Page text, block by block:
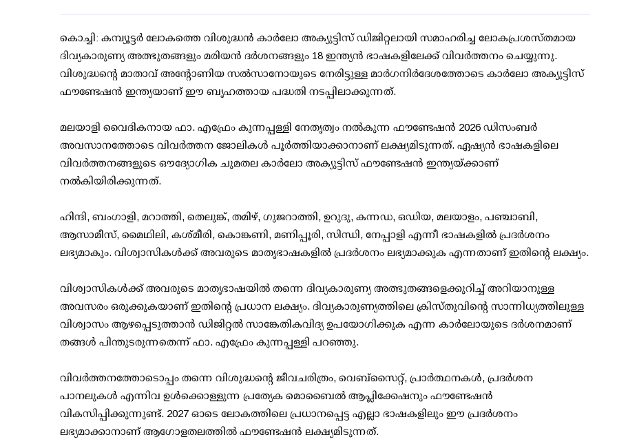
കൊച്ചി: കമ്പ്യൂട്ടർ ലോകത്തെ വിശുദ്ധൻ കാർലോ അക്യുട്ടിസ് ഡിജിറ്റലായി സമാഹരിച്ച ലോകപ്രശസ്തമായ
ദിവ്യകാരുണ്യ അത്ഭുതങ്ങളും മരിയൻ ദർശനങ്ങളും 18 ഇന്ത്യൻ ഭാഷകളിലേക്ക് വിവർത്തനം ചെയ്യുന്നു.
വിശുദ്ധന്റെ മാതാവ് അന്റോണിയ സൽസാനോയുടെ നേരിട്ടുള്ള മാർഗനിർദേശത്തോടെ കാർലോ അക്യുട്ടിസ്
ഫൗണ്ടേഷൻ ഇന്ത്യയാണ് ഈ ബൃഹത്തായ പദ്ധതി നടപ്പിലാക്കുന്നത്.
മലയാളി വൈദികനായ ഫാ. എഫ്രേം കുന്നപ്പള്ളി നേതൃത്വം നൽകുന്ന ഫൗണ്ടേഷൻ 2026 ഡിസംബർ
അവസാനത്തോടെ വിവർത്തന ജോലികൾ പൂർത്തിയാക്കാനാണ് ലക്ഷ്യമിടുന്നത്. ഏഷ്യൻ ഭാഷകളിലെ
വിവർത്തനങ്ങളുടെ ഔദ്യോഗിക ചുമതല കാർലോ അക്യുട്ടിസ് ഫൗണ്ടേഷൻ ഇന്ത്യയ്ക്കാണ്
നൽകിയിരിക്കുന്നത്.
ഹിന്ദി, ബംഗാളി, മറാത്തി, തെലുങ്ക്, തമിഴ്, ഗുജറാത്തി, ഉറുദു, കന്നഡ, ഒഡിയ, മലയാളം, പഞ്ചാബി,
ആസാമീസ്, മൈഥിലി, കശ്മീരി, കൊങ്കണി, മണിപ്പൂരി, സിന്ധി, നേപ്പാളി എന്നീ ഭാഷകളില്‍ പ്രദര്‍ശനം
ലഭ്യമാകും. വിശ്വാസികള്‍ക്ക് അവരുടെ മാതൃഭാഷകളില്‍ പ്രദര്‍ശനം ലഭ്യമാക്കുക എന്നതാണ് ഇതിന്റെ ലക്ഷ്യം.
വിശ്വാസികൾക്ക് അവരുടെ മാതൃഭാഷയിൽ തന്നെ ദിവ്യകാരുണ്യ അത്ഭുതങ്ങളെക്കുറിച്ച് അറിയാനുള്ള
അവസരം ഒരുക്കുകയാണ് ഇതിന്റെ പ്രധാന ലക്ഷ്യം. ദിവ്യകാരുണ്യത്തിലെ ക്രിസ്തുവിന്റെ സാന്നിധ്യത്തിലുള്ള
വിശ്വാസം ആഴപ്പെടുത്താൻ ഡിജിറ്റൽ സാങ്കേതികവിദ്യ ഉപയോഗിക്കുക എന്ന കാർലോയുടെ ദർശനമാണ്
തങ്ങൾ പിന്തുടരുന്നതെന്ന് ഫാ. എഫ്രേം കുന്നപ്പള്ളി പറഞ്ഞു.
വിവർത്തനത്തോടൊപ്പം തന്നെ വിശുദ്ധന്റെ ജീവചരിത്രം, വെബ്സൈറ്റ്, പ്രാർത്ഥനകൾ, പ്രദർശന
പാനലുകൾ എന്നിവ ഉൾക്കൊള്ളുന്ന പ്രത്യേക മൊബൈൽ ആപ്ലിക്കേഷനും ഫൗണ്ടേഷൻ
വികസിപ്പിക്കുന്നുണ്ട്. 2027 ഓടെ ലോകത്തിലെ പ്രധാനപ്പെട്ട എല്ലാ ഭാഷകളിലും ഈ പ്രദർശനം
ലഭ്യമാക്കാനാണ് ആഗോളതലത്തിൽ ഫൗണ്ടേഷൻ ലക്ഷ്യമിടുന്നത്.